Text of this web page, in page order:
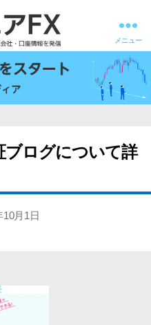
メニュー
ブログについて詳
10月1日